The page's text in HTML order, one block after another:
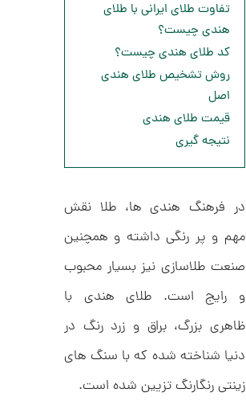
تفاوت طلای ایرانی با طلای
هندی چیست؟
کد طلای هندی چیست؟
روش تشخیص طلای هندی
اصل
قیمت طلای هندی
نتیجه گیری
در فرهنگ هندی ها، طلا نقش
مهم و پر رنگی داشته و همچنین
صنعت طلاسازی نیز بسیار محبوب
و رایج است. طلای هندی با
ظاهری بزرگ، براق و زرد رنگ در
دنیا شناخته شده که با سنگ های
زینتی رنگارنگ تزیین شده است.